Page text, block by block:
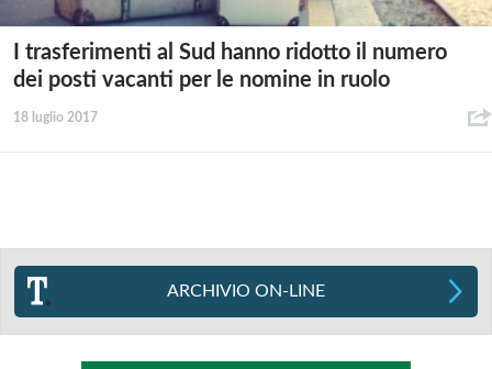
I trasferimenti al Sud hanno ridotto il numero
dei posti vacanti per le nomine in ruolo
18 luglio 2017
ARCHIVIO ON-LINE